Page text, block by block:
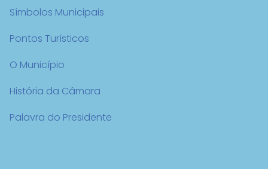
Símbolos Municipais
Pontos Turísticos
O Município
História da Câmara
Palavra do Presidente